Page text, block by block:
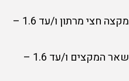
400 נרשמים ראשונים במקצה חצי מרתון ו/עד 1.6 –
300 נרשמים ראשונים בשאר המקצים ו/עד 1.6 –